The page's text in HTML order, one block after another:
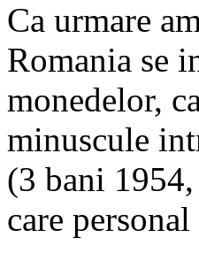
Ca urmare
Romania se
monedelor,
minuscule
(3 bani
care